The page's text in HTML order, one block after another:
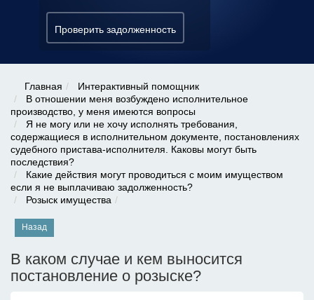
Проверить задолженность
Главная
Интерактивный помощник
В отношении меня возбуждено исполнительное
производство, у меня имеются вопросы
Я не могу или не хочу исполнять требования,
содержащиеся в исполнительном документе, постановлениях
судебного пристава-исполнителя. Каковы могут быть
последствия?
Какие действия могут проводиться с моим имуществом
если я не выплачиваю задолженность?
Розыск имущества
Назад
В каком случае и кем выносится
постановление о розыске?